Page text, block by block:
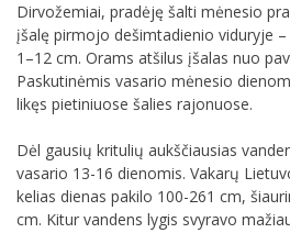
Dirvožemiai, pradėję šalti mėnesio
įšalę pirmojo dešimtadienio viduryje
1–12 cm. Orams atšilus įšalas nuo
Paskutinėmis vasario mėnesio
likęs pietiniuose šalies rajonuose.
Dėl gausių kritulių aukščiausias
vasario 13-16 dienomis. Vakarų
kelias dienas pakilo 100-261 cm,
cm. Kitur vandens lygis svyravo